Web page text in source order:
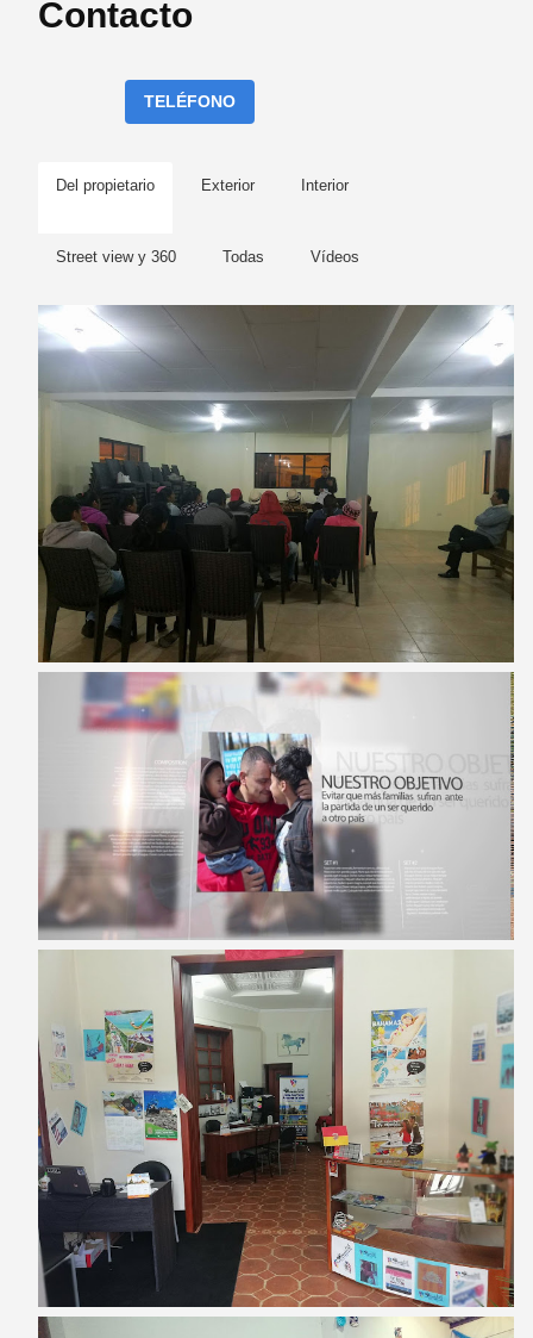
Contacto
TELÉFONO
Del propietario Exterior Interior
Street view y 360 Todas Vídeos